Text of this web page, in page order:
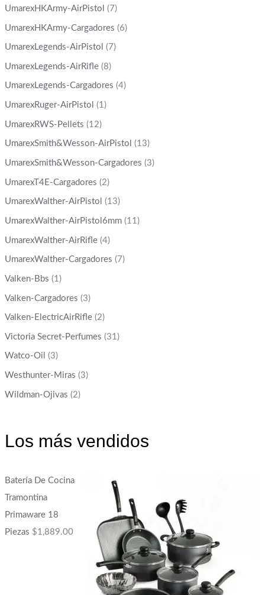
UmarexHKArmy-AirPistol (7)
UmarexHKArmy-Cargadores (6)
UmarexLegends-AirPistol (7)
UmarexLegends-AirRifle (8)
UmarexLegends-Cargadores (4)
UmarexRuger-AirPistol (1)
UmarexRWS-Pellets (12)
UmarexSmith&Wesson-AirPistol (13)
UmarexSmith&Wesson-Cargadores (3)
UmarexT4E-Cargadores (2)
UmarexWalther-AirPistol (13)
UmarexWalther-AirPistol6mm (11)
UmarexWalther-AirRifle (4)
UmarexWalther-Cargadores (7)
Valken-Bbs (1)
Valken-Cargadores (3)
Valken-ElectricAirRifle (2)
Victoria Secret-Perfumes (31)
Watco-Oil (3)
Westhunter-Miras (3)
Wildman-Ojivas (2)
Los más vendidos
Batería De Cocina
Tramontina
Primaware 18
Piezas $1,889.00